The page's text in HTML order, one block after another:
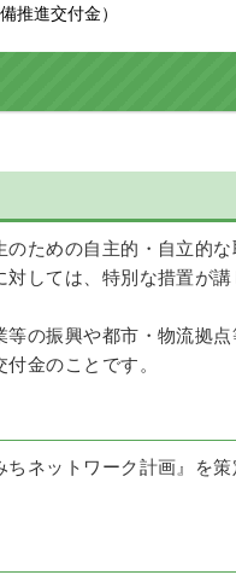
推進交付金）
ための自主的・自立的
しては、特別な措置が講
の振興や都市・物流拠
金のことです。
ネットワーク計画』を策